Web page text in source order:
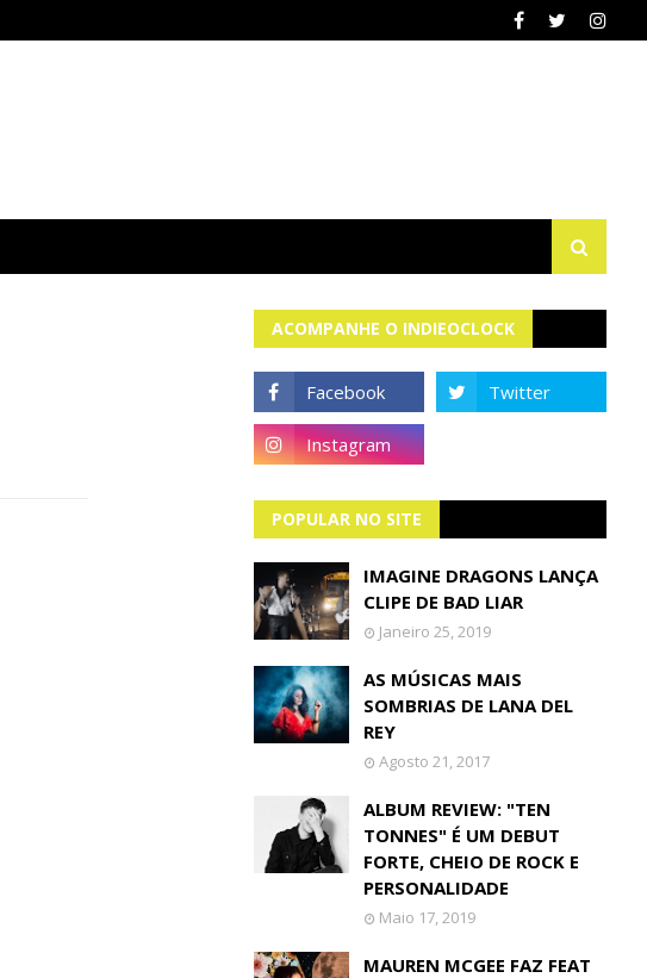
ACOMPANHE O INDIEOCLOCK
POPULAR NO SITE
IMAGINE DRAGONS LANÇA
CLIPE DE BAD LIAR
Janeiro 25, 2019
AS MÚSICAS MAIS
SOMBRIAS DE LANA DEL
REY
Agosto 21, 2017
ALBUM REVIEW: "TEN
TONNES" É UM DEBUT
FORTE, CHEIO DE ROCK E
PERSONALIDADE
Maio 17, 2019
MAUREN MCGEE FAZ FEAT